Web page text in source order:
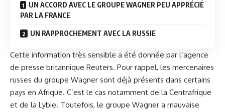
UN ACCORD AVEC LE GROUPE WAGNER PEU APPRÉCIÉ
PAR LA FRANCE
UN RAPPROCHEMENT AVEC LA RUSSIE
Cette information très sensible a été donnée par l’agence
de presse britannique Reuters. Pour rappel, les mercenaires
russes du groupe Wagner sont déjà présents dans certains
pays en Afrique. C’est le cas notamment de la Centrafrique
et de la Lybie. Toutefois, le groupe Wagner a mauvaise